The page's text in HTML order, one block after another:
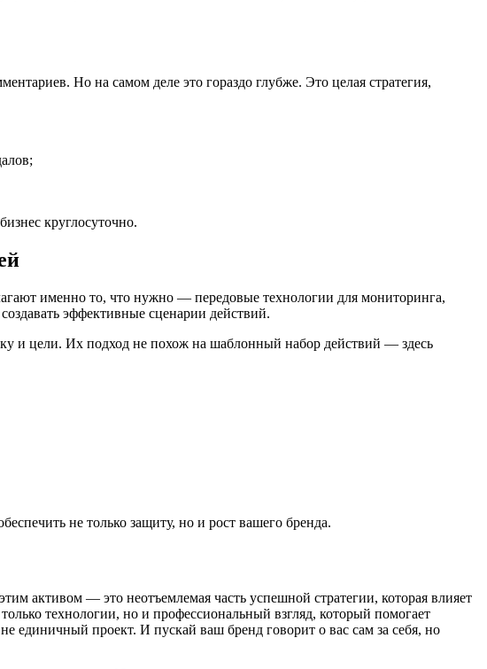
Но на самом деле это гораздо глубже. Это целая стратегия,
круглосуточно.
именно то, что нужно — передовые технологии для мониторинга,
эффективные сценарии действий.
и цели. Их подход не похож на шаблонный набор действий — здесь
не только защиту, но и рост вашего бренда.
активом — это неотъемлемая часть успешной стратегии, которая влияет
технологии, но и профессиональный взгляд, который помогает
единичный проект. И пускай ваш бренд говорит о вас сам за себя, но